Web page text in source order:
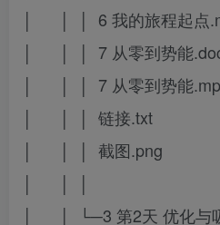
│ │ │ 6 我的旅程起点
│ │ │ 7 从零到势能
│ │ │ 7 从零到势能
│ │ │ 链接.txt
│ │ │ 截图.png
│ │ │
│ │ └─3 第2天 优化与